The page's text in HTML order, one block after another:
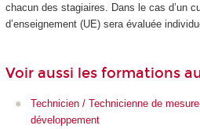
chacun des stagiaires. Dans le cas d’un
d’enseignement (UE) sera évaluée
Voir aussi les formations
Technicien / Technicienne de
développement